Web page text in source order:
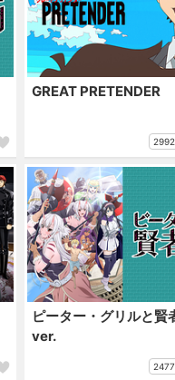
GREAT PRETENDER
ピーター・グリルと賢
ver.